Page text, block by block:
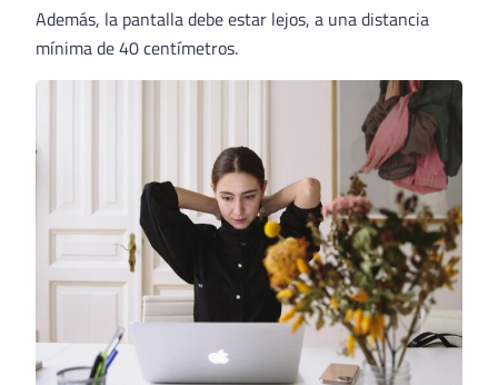
Además, la pantalla debe estar lejos, a una distancia
mínima de 40 centímetros.